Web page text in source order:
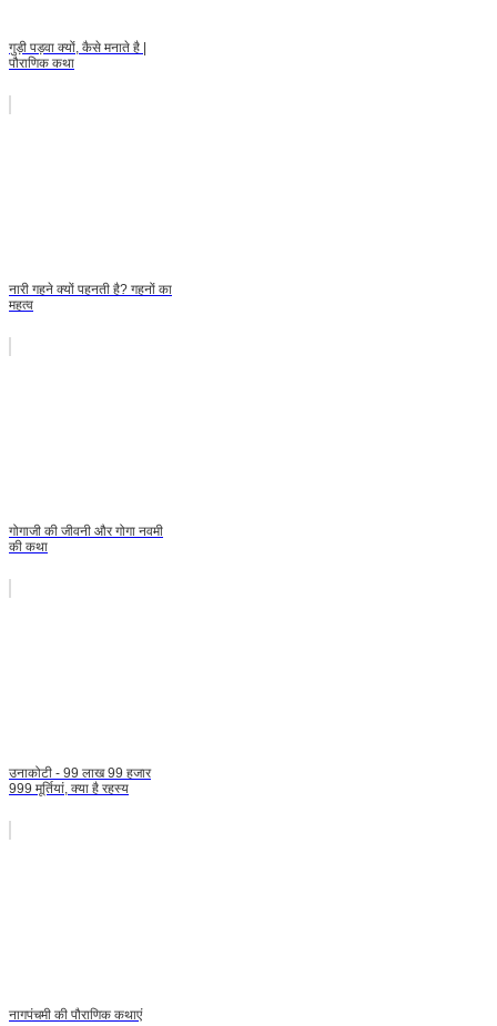
गुड़ी पड़वा क्यों, कैसे मनाते है |
पौराणिक कथा
नारी गहने क्यों पहनती है? गहनों का
महत्व
गोगाजी की जीवनी और गोगा नवमी
की कथा
उनाकोटी - 99 लाख 99 हजार
999 मूर्तियां, क्या है रहस्य
नागपंचमी की पौराणिक कथाएं